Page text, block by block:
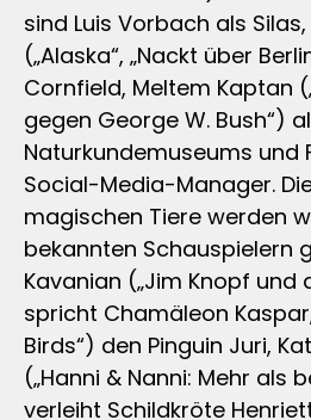
sind Luis Vorbach als
(„Alaska“, „Nackt über
Cornfield, Meltem Kaptan
gegen George W. Bush“)
Naturkundemuseums und
Social-Media-Manager.
magischen Tiere werden
bekannten Schauspielern
Kavanian („Jim Knopf und
spricht Chamäleon
Birds“) den Pinguin Juri,
(„Hanni & Nanni: Mehr als
verleiht Schildkröte